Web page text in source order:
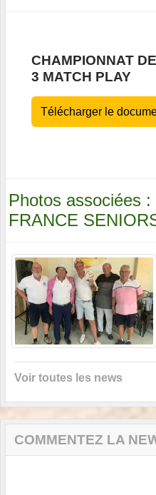
CHAMPIONNAT
3 MATCH PLAY
Télécharger le
Photos associées
FRANCE
Voir toutes les news
COMMENTEZ LA